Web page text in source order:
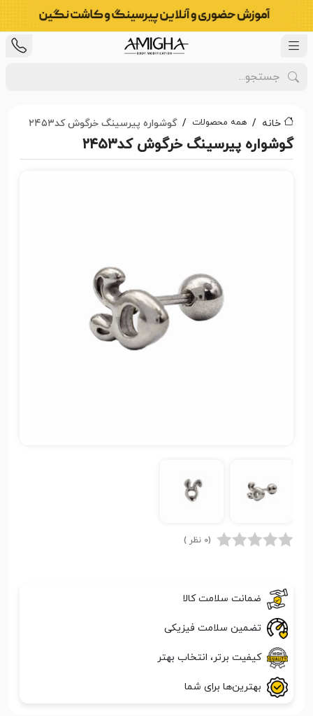
خانه همه محصولات گوشواره پیرسینگ خرگوش کد۲۴۵۳
گوشواره پیرسینگ خرگوش کد۲۴۵۳
(0 نظر )
ضمانت سلامت کالا
تضمین سلامت فیزیکی
کیفیت برتر، انتخاب بهتر
بهترین‌ها برای شما